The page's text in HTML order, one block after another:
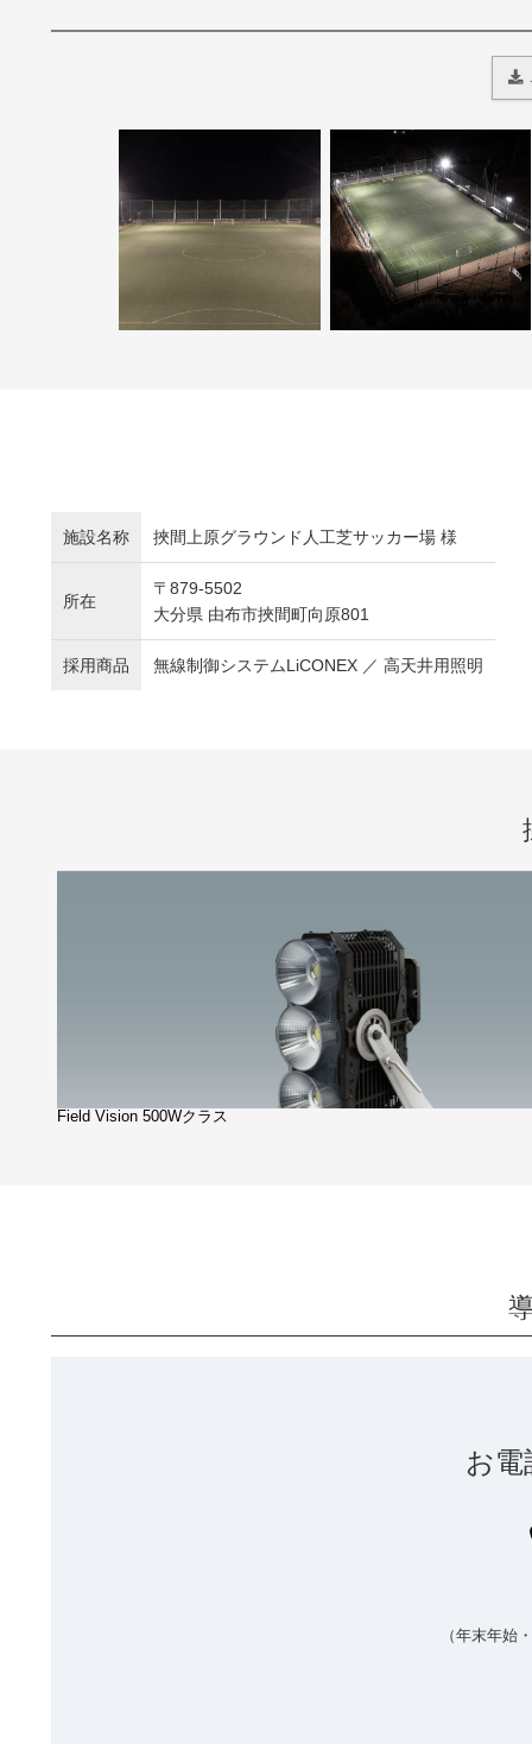
施設名称 挾間上原グラウンド人工芝サッカー場 様
所在
〒879-5502
大分県 由布市挾間町向原801
採用商品 無線制御システムLiCONEX ／ 高天井用照明
Field Vision 500Wクラス
お
（年末年始